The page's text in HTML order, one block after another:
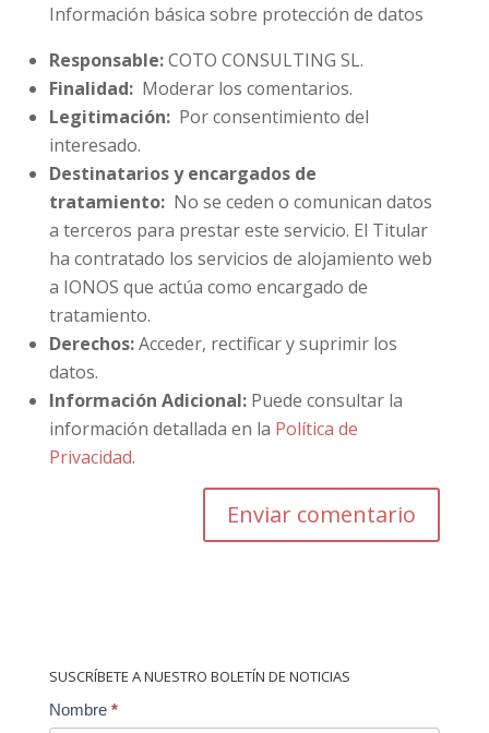
Información básica sobre protección de datos
Responsable:COTO CONSULTING SL.
Finalidad:Moderar los comentarios.
Legitimación:Por consentimiento del
interesado.
Destinatarios y encargados de
tratamiento:No se ceden o comunican datos
a terceros para prestar este servicio. El Titular
ha contratado los servicios de alojamiento web
a IONOS que actúa como encargado de
tratamiento.
Derechos:Acceder, rectificar y suprimir los
datos.
Información Adicional:Puede consultar la
información detallada en la Política de
Privacidad.
SUSCRÍBETE A NUESTRO BOLETÍN DE NOTICIAS
Contact
Nombre *